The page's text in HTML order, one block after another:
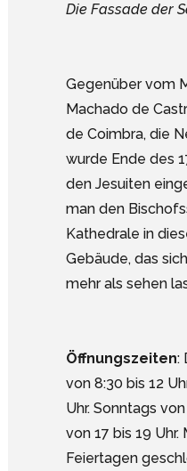
Die Fassade der
Gegenüber vom
Machado de
de Coimbra, die
wurde Ende des
den Jesuiten
man den
Kathedrale in
Gebäude, das
mehr als sehen
Öffnungszeiten:
von 8:30 bis 12
Uhr. Sonntags
von 17 bis 19
Feiertagen